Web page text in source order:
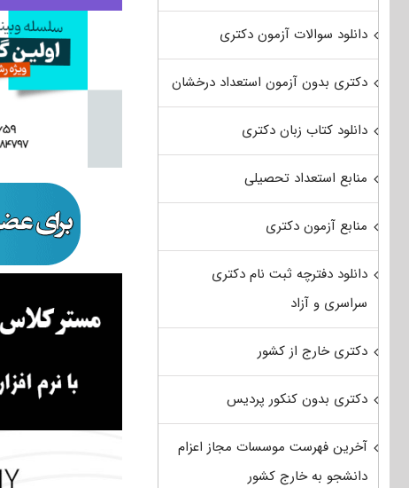
دانلود سوالات آزمون دکتری
دکتری بدون آزمون استعداد درخشان
دانلود کتاب زبان دکتری
منابع استعداد تحصیلی
منابع آزمون دکتری
دانلود دفترچه ثبت نام دکتری
سراسری و آزاد
دکتری خارج از کشور
دکتری بدون کنکور پردیس
آخرین فهرست موسسات مجاز اعزام
دانشجو به خارج کشور